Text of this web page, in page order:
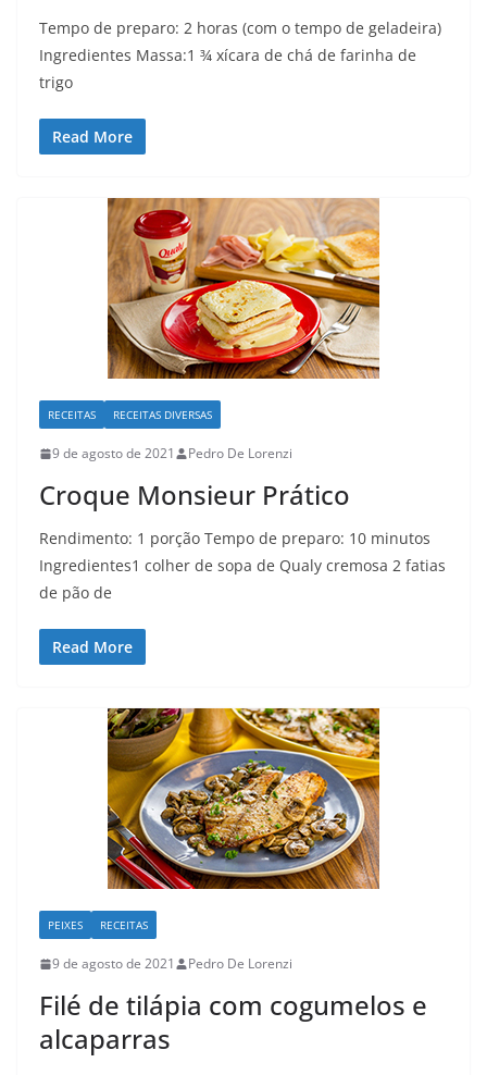
Tempo de preparo: 2 horas (com o tempo de geladeira)
Ingredientes Massa:1 ¾ xícara de chá de farinha de
trigo
Read More
RECEITAS RECEITAS DIVERSAS
9 de agosto de 2021 Pedro De Lorenzi
Croque Monsieur Prático
Rendimento: 1 porção Tempo de preparo: 10 minutos
Ingredientes1 colher de sopa de Qualy cremosa 2 fatias
de pão de
Read More
PEIXES RECEITAS
9 de agosto de 2021 Pedro De Lorenzi
Filé de tilápia com cogumelos e
alcaparras